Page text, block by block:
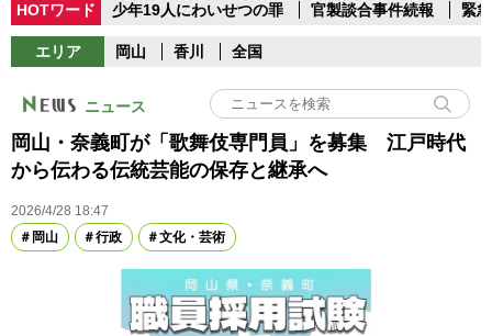
HOTワード 少年19人にわいせつの罪 官製談合事件続報 緊
エリア 岡山 香川 全国
ニュース
岡山・奈義町が「歌舞伎専門員」を募集 江戸時代
から伝わる伝統芸能の保存と継承へ
2026/4/28 18:47
岡山
行政 文化・芸術